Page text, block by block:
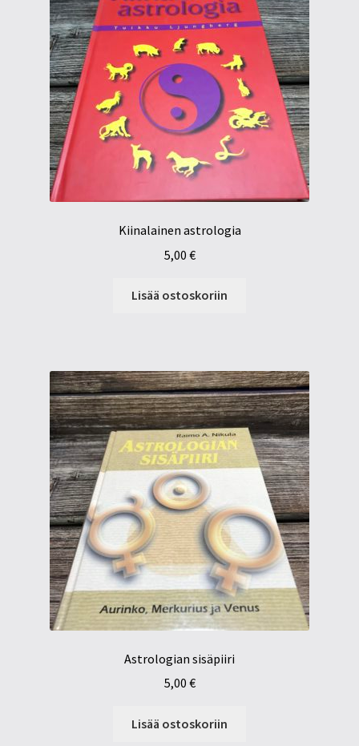
Kiinalainen astrologia
5,00 €
Lisää ostoskoriin
Astrologian sisäpiiri
5,00 €
Lisää ostoskoriin